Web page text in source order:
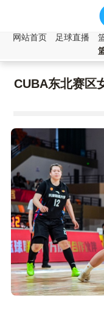
网站首页 足球直播
CUBA东北赛区